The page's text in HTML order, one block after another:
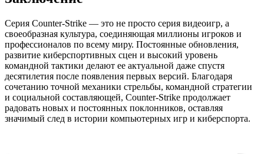
Серия Counter-Strike — это не просто серия видеоигр, а
своеобразная культура, соединяющая миллионы игроков и
профессионалов по всему миру. Постоянные обновления,
развитие киберспортивных сцен и высокий уровень
командной тактики делают ее актуальной даже спустя
десятилетия после появления первых версий. Благодаря
сочетанию точной механики стрельбы, командной стратегии
и социальной составляющей, Counter-Strike продолжает
радовать новых и постоянных поклонников, оставляя
значимый след в истории компьютерных игр и киберспорта.